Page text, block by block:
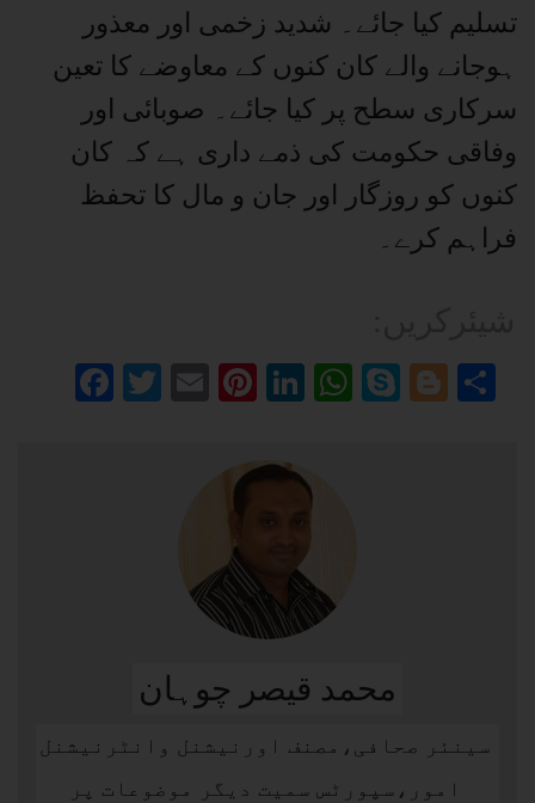
تسلیم کیا جائے۔ شدید زخمی اور معذور
ہوجانے والے کان کنوں کے معاوضے کا تعین
سرکاری سطح پر کیا جائے۔ صوبائی اور
وفاقی حکومت کی ذمے داری ہے کہ کان
کنوں کو روزگار اور جان و مال کا تحفظ
فراہم کرے۔
Facebook
TwitterEmailPinterest
LinkedIn
WhatsApp
Skype
محمد قیصر چوہان
سینئر صحافی،مصنف اورنیشنل وانٹرنیشنل
امور،سپورٹس سمیت دیگر موضوعات پر